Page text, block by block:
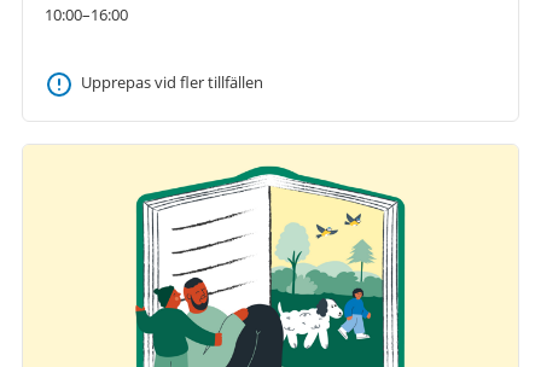
10:00–16:00
Upprepas vid fler tillfällen